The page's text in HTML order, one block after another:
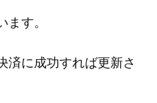
ます。
済に成功すれば更新さ